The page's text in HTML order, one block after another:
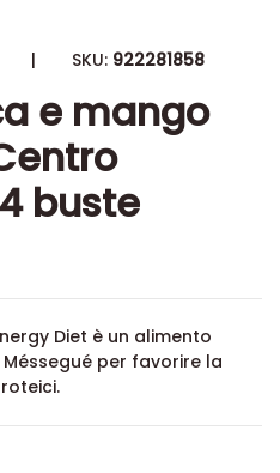
| SKU: 922281858
e mango
buste
Diet è un alimento
per favorire la